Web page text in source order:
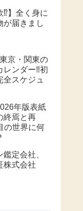
⁉️】全く身に
が届きまし
京・関東の
レンダー‼️初
スケジュ
年版表紙
終焉と再
の世界に何
定会社、
株式会社